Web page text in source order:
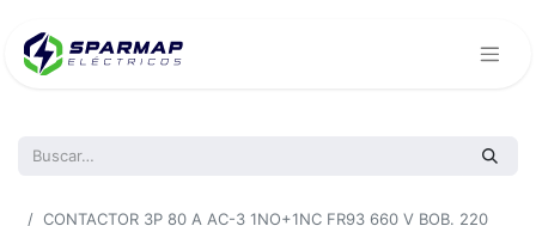
CONTACTOR 3P 80 A AC-3 1NO+1NC FR93 660 V BOB. 220